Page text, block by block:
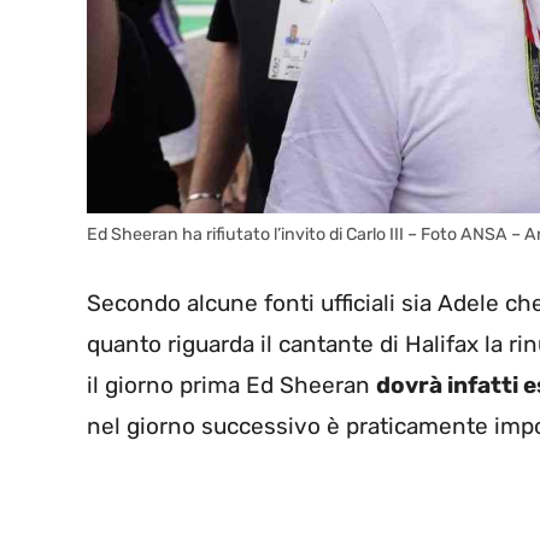
Ed Sheeran ha rifiutato l’invito di Carlo III – Foto ANSA –
Secondo alcune fonti ufficiali sia Adele
quanto riguarda il cantante di Halifax la
il giorno prima Ed Sheeran dovrà infatti
nel giorno successivo è praticamente